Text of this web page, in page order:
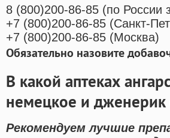
8 (800)200-86-85 (по России
+7 (800)200-86-85 (Санкт-
+7 (800)200-86-85 (Москва)
Обязательно назовите
В какой аптеках
немецкое и дженерик
Рекомендуем лучшие